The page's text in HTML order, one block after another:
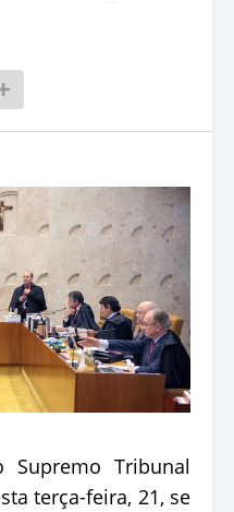
Supremo Tribunal
terça-feira, 21, se